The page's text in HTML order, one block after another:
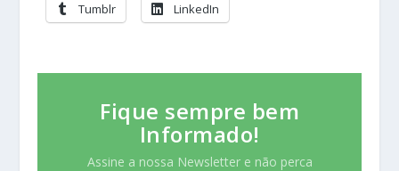
Tumblr LinkedIn
Fique sempre bem
Informado!
Assine a nossa Newsletter e não perca